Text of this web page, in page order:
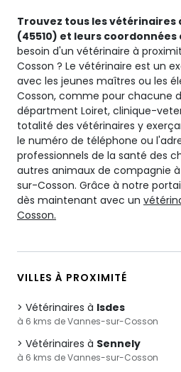
Trouvez tous les vétérinaires
(45510) et leurs
besoin d'un vétérinaire à
Cosson ? Le vétérinaire est un
avec les jeunes maîtres ou les
Cosson, comme pour chacune
départment Loiret, clinique-
totalité des vétérinaires y
le numéro de téléphone ou
professionnels de la santé des
autres animaux de compagnie
sur-Cosson. Grâce à notre
dès maintenant avec un
Cosson.
VILLES À PROXIMITÉ
Vétérinaires à Isdes
à 6 kms de Vannes-sur-Cosson
Vétérinaires à Sennely
à 6 kms de Vannes-sur-Cosson